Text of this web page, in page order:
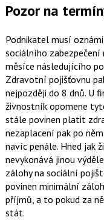
Pozor na
Podnikatel musí
sociálního zabezpečení
měsíce následujícího
Zdravotní pojišťovnu
nejpozději do 8 dnů. U
živnostník opomene
stále povinen platit
nezaplacení pak po
navíc penále. Hned jak
nevykonává jinou
zálohy na sociální
povinen minimální
příjmů, a to pokud za
stát.